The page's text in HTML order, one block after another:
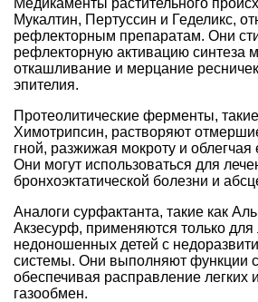
Медикаменты растительного
Мукалтин, Пертуссин и Геделикс,
рефлекторным препаратам. Они
рефлекторную активацию синтеза
откашливание и мерцание
эпителия.
Протеолитические ферменты,
Химотрипсин, растворяют
гной, разжижая мокроту и
Они могут использоваться для
бронхоэктатической болезни и
Аналоги сурфактанта, такие как
Акзесурф, применяются только для
недоношенных детей с
системы. Они выполняют функции
обеспечивая расправление легких
газообмен.